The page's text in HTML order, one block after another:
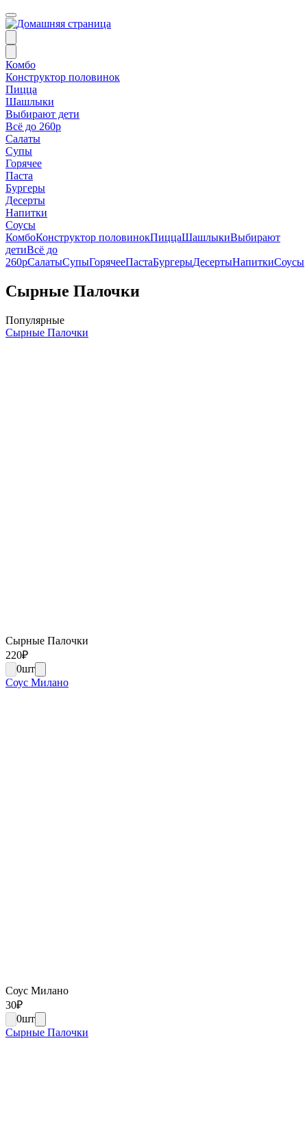
Комбо
Конструктор половинок
Пицца
Шашлыки
Выбирают дети
Всё до 260р
Салаты
Супы
Горячее
Паста
Бургеры
Десерты
Напитки
Соусы
КомбоКонструктор половинокПиццаШашлыкиВыбирают
детиВсё до
260рСалатыСупыГорячееПастаБургерыДесертыНапиткиСоусы
Сырные Палочки
Популярные
Сырные Палочки
Сырные Палочки
220₽
0шт
Соус Милано
Соус Милано
30₽
0шт
Сырные Палочки